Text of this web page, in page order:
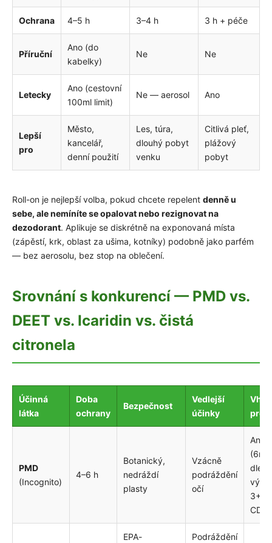
Ochrana 4–5 h 3–4 h 3 h + péče
Příruční
Ano (do
kabelky)
Ne Ne
Letecky
Ano (cestovní
100ml limit)
Ne — aerosol Ano
Lepší
pro
Město,
kancelář,
denní použití
Les, túra,
dlouhý pobyt
venku
Citlivá pleť,
plážový
pobyt
Roll-on je nejlepší volba, pokud chcete repelent denně u
sebe, ale nemíníte se opalovat nebo rezignovat na
dezodorant. Aplikuje se diskrétně na exponovaná místa
(zápěstí, krk, oblast za ušima, kotníky) podobně jako parfém
— bez aerosolu, bez stop na oblečení.
Srovnání s konkurencí — PMD vs.
DEET vs. Icaridin vs. čistá
citronela
Účinná
látka
Doba
ochrany
Bezpečnost
Vedlejší
účinky
pro
PMD
(Incognito)
4–6 h
Botanický,
nedráždí
plasty
Vzácně
podráždění
očí
Ano
(6m+
dle
3+
CDC)
EPA-
Podráždění